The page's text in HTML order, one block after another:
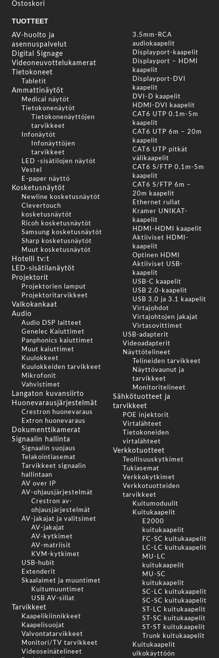
Ostoskori
TUOTTEET
AV-huolto ja
asennuspalvelut
Digital Signage
Videoneuvottelukamerat
Tietokoneet
Tabletit
Ammattinäytöt
Medical näytöt
Tietokonenäytöt
Tietokonenäyttöjen
tarvikkeet
Infonäytöt
Infonäyttöjen
tarvikkeet
LED -sisätilojen näytöt
Vestel
E-paper näyttö
Kosketusnäytöt
Newline kosketusnäytöt
Clevertouch
kosketusnäytöt
Ricoh kosketusnäytöt
Samsung kosketusnäytöt
Sharp kosketusnäytöt
Muut kosketusnäytöt
Hotelli tv:t
LED-sisätilanäytöt
Projektorit
Projektorien lamput
Projektoritarvikkeet
Valkokankaat
Audio
Audio DSP laitteet
Genelec Kaiuttimet
Panphonics kaiuttimet
Muut kaiuttimet
Kuulokkeet
Kuulokkeiden tarvikkeet
Mikrofonit
Vahvistimet
Langaton kuvansiirto
Huonevarausjärjestelmät
Crestron huonevaraus
Extron huonevaraus
Dokumenttikamerat
Signaalin hallinta
Signaalin suojaus
Telakointiasemat
Tarvikkeet signaalin
hallintaan
AV over IP
AV-ohjausjärjestelmät
Crestron av-
ohjausjärjestelmät
AV-jakajat ja valitsimet
AV-jakajat
AV-kytkimet
AV-matriisit
KVM-kytkimet
USB-hubit
Extenderit
Skaalaimet ja muuntimet
Kuitumuuntimet
USB AV-sillat
Tarvikkeet
Kaapelikiinnikkeet
Kaapelisuojat
Valvontatarvikkeet
Monitori/TV tarvikkeet
Videoseinätelineet
3.5mm-RCA
audiokaapelit
Displayport-kaapelit
Displayport – HDMI
kaapelit
Displayport-DVI
kaapelit
DVI-D kaapelit
HDMI-DVI kaapelit
CAT6 UTP 0.1m-5m
kaapelit
CAT6 UTP 6m – 20m
kaapelit
CAT6 UTP pitkät
välikaapelit
CAT6 S/FTP 0.1m-5m
kaapelit
CAT6 S/FTP 6m –
20m kaapelit
Ethernet rullat
Kramer UNIKAT-
kaapelit
HDMI-HDMI kaapelit
Aktiiviset HDMI-
kaapelit
Optinen HDMI
Aktiiviset USB-
kaapelit
USB-C kaapelit
USB 2.0-kaapelit
USB 3.0 ja 3.1 kaapelit
Virtajohdot
Virtajohtojen jakajat
Virtasovittimet
USB-adapterit
Videoadapterit
Näyttötelineet
Telineiden tarvikkeet
Näyttövaunut ja
tarvikkeet
Monitoritelineet
Sähkötuotteet ja
tarvikkeet
POE injektorit
Virtalähteet
Tietokoneiden
virtalähteet
Verkkotuotteet
Teollisuuskytkimet
Tukiasemat
Verkkokytkimet
Verkkotuotteiden
tarvikkeet
Kuitumoduulit
Kuitukaapelit
E2000
kuitukaapelit
FC-SC kuitukaapelit
LC-LC kuitukaapelit
MU-LC
kuitukaapelit
MU-SC
kuitukaapelit
SC-LC kuitukaapelit
SC-SC kuitukaapelit
ST-LC kuitukaapelit
ST-SC kuitukaapelit
ST-ST kuitukaapelit
Trunk kuitukaapelit
Kuitukaapelit
ulkokäyttöön